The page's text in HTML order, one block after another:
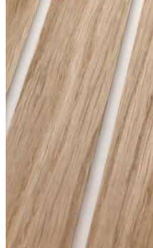
Покрытие поверхности:
Цвет панели: дуб
Цвет
Изделие изготовлено вручную.
Комплектация
В комплект входит:
Лоток-вкладыш